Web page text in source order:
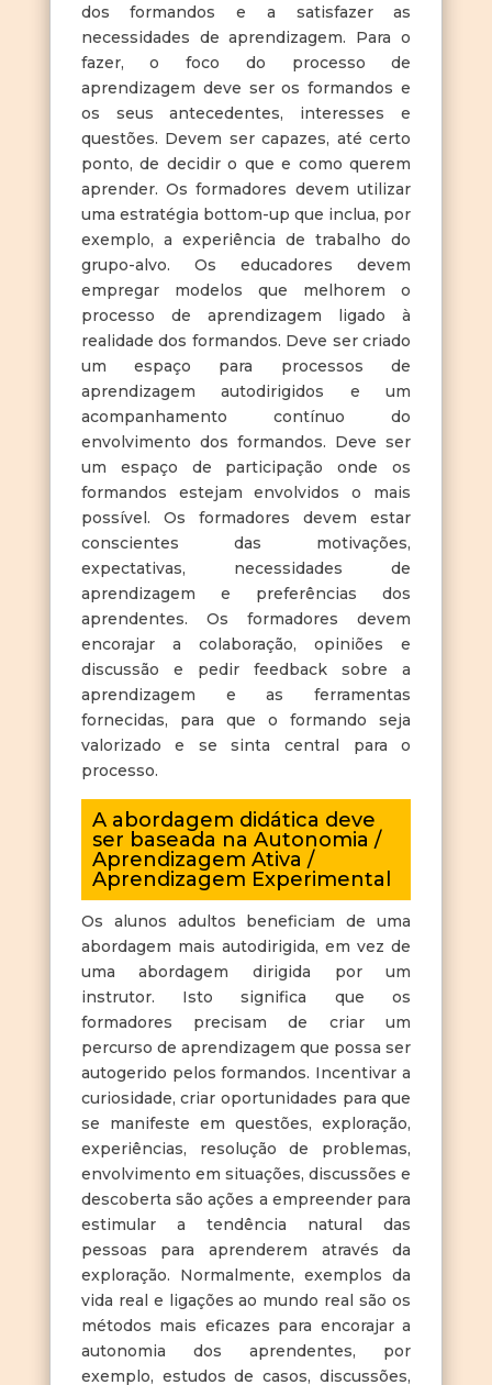
dos formandos e a satisfazer as
necessidades de aprendizagem. Para o
fazer, o foco do processo de
aprendizagem deve ser os formandos e
os seus antecedentes, interesses e
questões. Devem ser capazes, até certo
ponto, de decidir o que e como querem
aprender. Os formadores devem utilizar
uma estratégia bottom-up que inclua, por
exemplo, a experiência de trabalho do
grupo-alvo. Os educadores devem
empregar modelos que melhorem o
processo de aprendizagem ligado à
realidade dos formandos. Deve ser criado
um espaço para processos de
aprendizagem autodirigidos e um
acompanhamento contínuo do
envolvimento dos formandos. Deve ser
um espaço de participação onde os
formandos estejam envolvidos o mais
possível. Os formadores devem estar
conscientes das motivações,
expectativas, necessidades de
aprendizagem e preferências dos
aprendentes. Os formadores devem
encorajar a colaboração, opiniões e
discussão e pedir feedback sobre a
aprendizagem e as ferramentas
fornecidas, para que o formando seja
valorizado e se sinta central para o
processo.
A abordagem didática deve
ser baseada na Autonomia /
Aprendizagem Ativa /
Aprendizagem Experimental
Os alunos adultos beneficiam de uma
abordagem mais autodirigida, em vez de
uma abordagem dirigida por um
instrutor. Isto significa que os
formadores precisam de criar um
percurso de aprendizagem que possa ser
autogerido pelos formandos. Incentivar a
curiosidade, criar oportunidades para que
se manifeste em questões, exploração,
experiências, resolução de problemas,
envolvimento em situações, discussões e
descoberta são ações a empreender para
estimular a tendência natural das
pessoas para aprenderem através da
exploração. Normalmente, exemplos da
vida real e ligações ao mundo real são os
métodos mais eficazes para encorajar a
autonomia dos aprendentes, por
exemplo, estudos de casos, discussões,